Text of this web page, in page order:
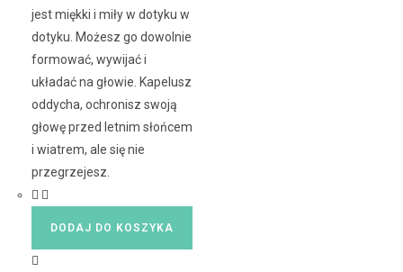
jest miękki i miły w dotyku w
dotyku. Możesz go dowolnie
formować, wywijać i
układać na głowie. Kapelusz
oddycha, ochronisz swoją
głowę przed letnim słońcem
i wiatrem, ale się nie
przegrzejesz.
DODAJ DO KOSZYKA